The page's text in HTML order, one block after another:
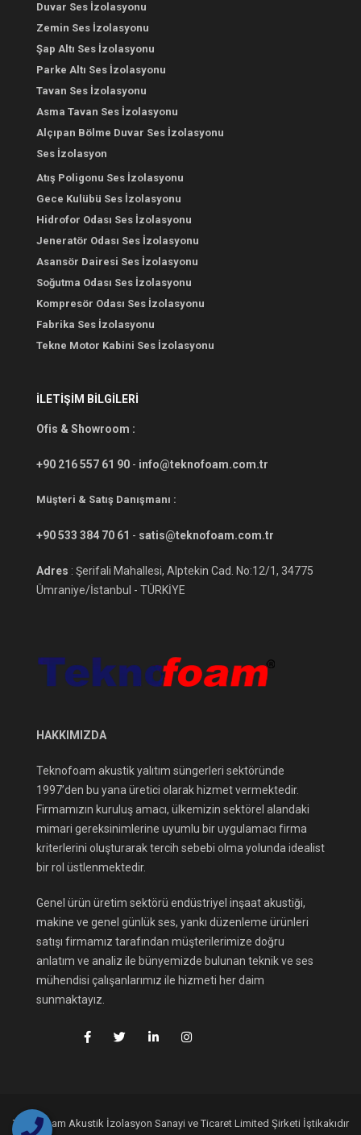
Duvar Ses İzolasyonu
Zemin Ses İzolasyonu
Şap Altı Ses İzolasyonu
Parke Altı Ses İzolasyonu
Tavan Ses İzolasyonu
Asma Tavan Ses İzolasyonu
Alçıpan Bölme Duvar Ses İzolasyonu
Ses İzolasyon
Atış Poligonu Ses İzolasyonu
Gece Kulübü Ses İzolasyonu
Hidrofor Odası Ses İzolasyonu
Jeneratör Odası Ses İzolasyonu
Asansör Dairesi Ses İzolasyonu
Soğutma Odası Ses İzolasyonu
Kompresör Odası Ses İzolasyonu
Fabrika Ses İzolasyonu
Tekne Motor Kabini Ses İzolasyonu
İLETİŞİM BİLGİLERİ
Ofis & Showroom :
+90 216 557 61 90 - info@teknofoam.com.tr
Müşteri & Satış Danışmanı :
+90 533 384 70 61 - satis@teknofoam.com.tr
Adres : Şerifali Mahallesi, Alptekin Cad. No:12/1, 34775
Ümraniye/İstanbul - TÜRKİYE
HAKKIMIZDA
Teknofoam akustik yalıtım süngerleri sektöründe
1997’den bu yana üretici olarak hizmet vermektedir.
Firmamızın kuruluş amacı, ülkemizin sektörel alandaki
mimari gereksinimlerine uyumlu bir uygulamacı firma
kriterlerini oluşturarak tercih sebebi olma yolunda idealist
bir rol üstlenmektedir.
Genel ürün üretim sektörü endüstriyel inşaat akustiği,
makine ve genel günlük ses, yankı düzenleme ürünleri
satışı firmamız tarafından müşterilerimize doğru
anlatım ve analiz ile bünyemizde bulunan teknik ve ses
mühendisi çalışanlarımız ile hizmeti her daim
sunmaktayız.
Teknofoam Akustik İzolasyon Sanayi ve Ticaret Limited Şirketi İştikakıdır